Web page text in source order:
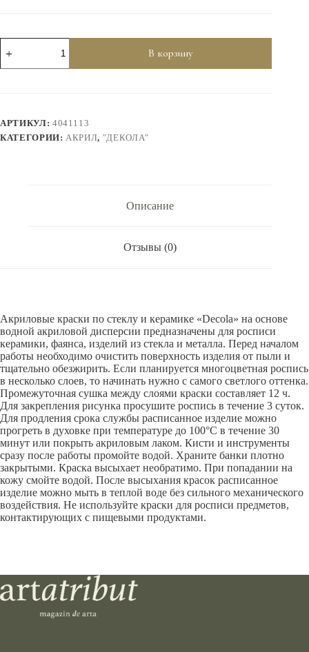
товара
Набор
9*20
мл
В корзину
АРТИКУЛ: 4041113
КАТЕГОРИИ: АКРИЛ, "ДЕКОЛА"
Описание
Отзывы (0)
Акриловые краски по стеклу и керамике «Decola» на основе
водной акриловой дисперсии предназначены для росписи
керамики, фаянса, изделий из стекла и металла. Перед началом
работы необходимо очистить поверхность изделия от пыли и
тщательно обезжирить. Если планируется многоцветная роспись
в несколько слоев, то начинать нужно с самого светлого оттенка.
Промежуточная сушка между слоями краски составляет 12 ч.
Для закрепления рисунка просушите роспись в течение 3 суток.
Для продления срока службы расписанное изделие можно
прогреть в духовке при температуре до 100°С в течение 30
минут или покрыть акриловым лаком. Кисти и инструменты
сразу после работы промойте водой. Храните банки плотно
закрытыми. Краска высыхает необратимо. При попадании на
кожу смойте водой. После высыхания красок расписанное
изделие можно мыть в теплой воде без сильного механического
воздействия. Не используйте краски для росписи предметов,
контактирующих с пищевыми продуктами.